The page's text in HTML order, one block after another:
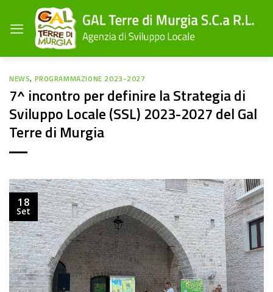
contenuti
NEWS, PROGRAMMAZIONE 2023-2027
7^ incontro per definire la Strategia di
Sviluppo Locale (SSL) 2023-2027 del Gal
Terre di Murgia
18
Set